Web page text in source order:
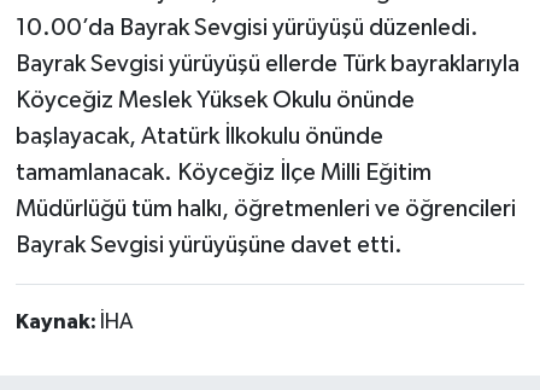
10.00’da Bayrak Sevgisi yürüyüşü düzenledi.
Bayrak Sevgisi yürüyüşü ellerde Türk bayraklarıyla
Köyceğiz Meslek Yüksek Okulu önünde
başlayacak, Atatürk İlkokulu önünde
tamamlanacak. Köyceğiz İlçe Milli Eğitim
Müdürlüğü tüm halkı, öğretmenleri ve öğrencileri
Bayrak Sevgisi yürüyüşüne davet etti.
Kaynak: İHA